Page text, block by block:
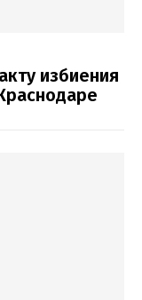
избиения